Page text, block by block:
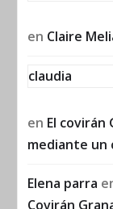
en Claire
claudia
en El covirán
mediante un
Elena parra
Covirán